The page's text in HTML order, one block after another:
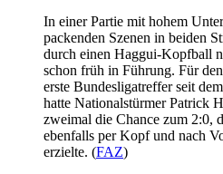
In einer Partie mit hohem
packenden Szenen in beiden
durch einen Haggui-Kopfball
schon früh in Führung. Für
erste Bundesligatreffer seit
hatte Nationalstürmer Patrick
zweimal die Chance zum 2:0,
ebenfalls per Kopf und nach
erzielte. (FAZ)